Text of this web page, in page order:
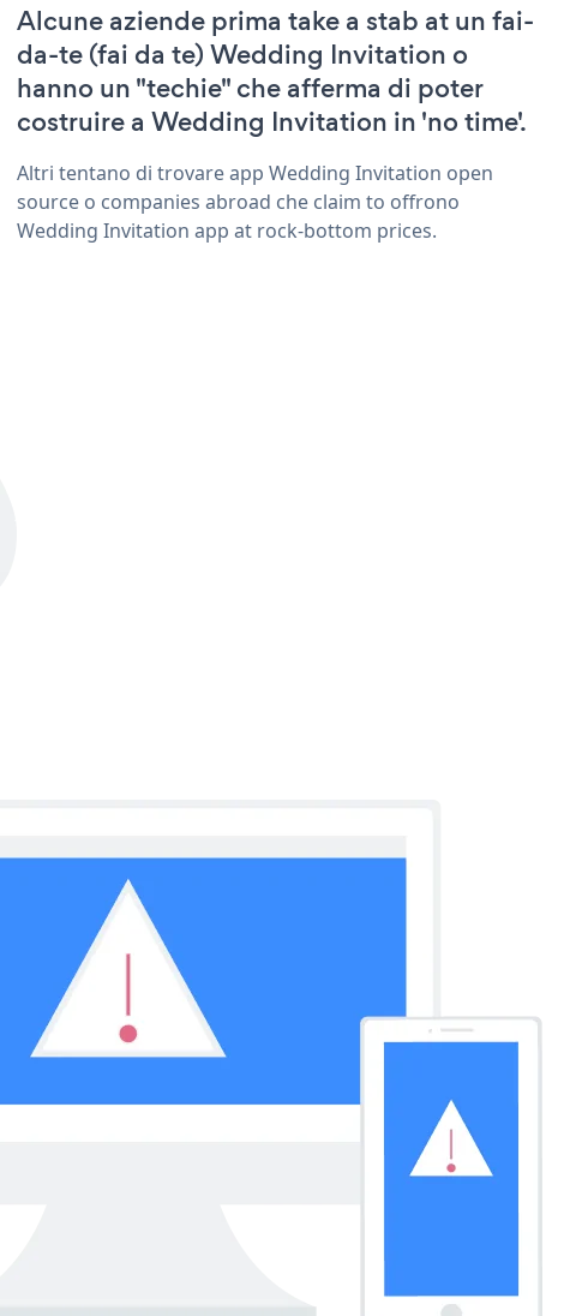
Alcune aziende prima take a stab at un fai-
da-te (fai da te) Wedding Invitation o
hanno un "techie" che afferma di poter
costruire a Wedding Invitation in 'no time'.
Altri tentano di trovare app Wedding Invitation open
source o companies abroad che claim to offrono
Wedding Invitation app at rock-bottom prices.